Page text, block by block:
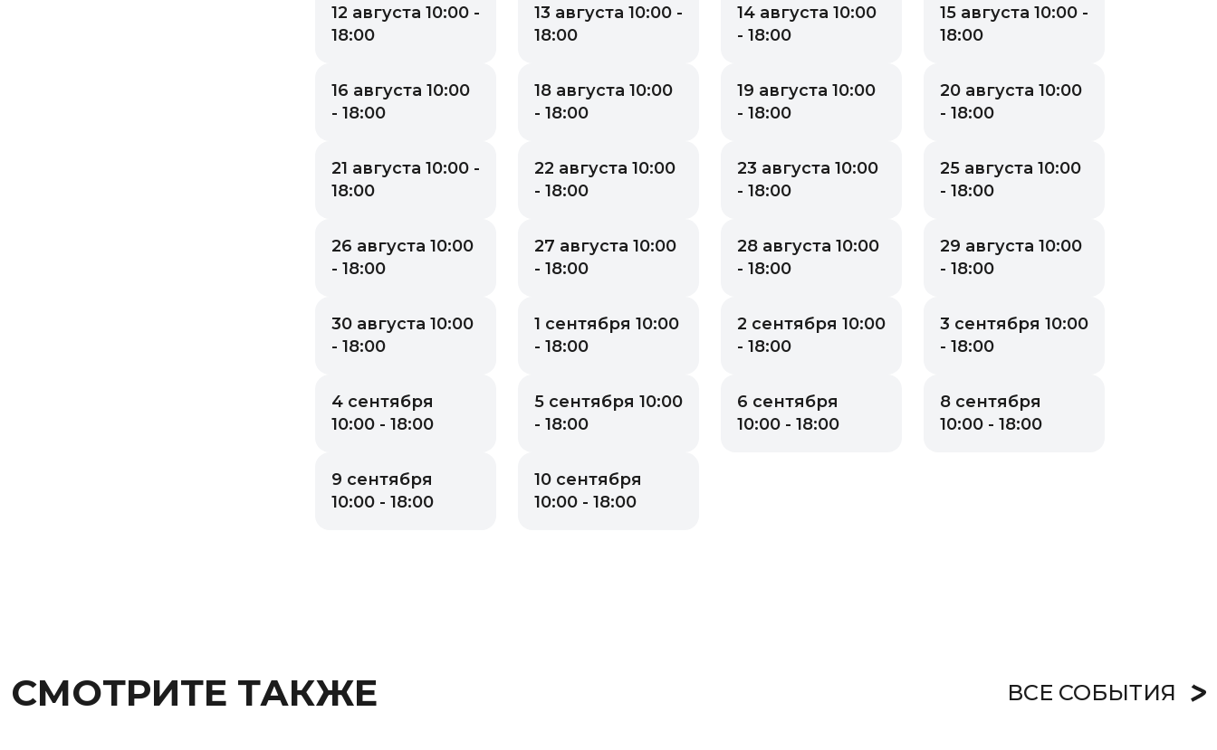
12 августа 10:00 -
18:00
13 августа 10:00 -
18:00
14 августа 10:00
- 18:00
15 августа 10:00 -
18:00
16 августа 10:00
- 18:00
18 августа 10:00
- 18:00
19 августа 10:00
- 18:00
20 августа 10:00
- 18:00
21 августа 10:00 -
18:00
22 августа 10:00
- 18:00
23 августа 10:00
- 18:00
25 августа 10:00
- 18:00
26 августа 10:00
- 18:00
27 августа 10:00
- 18:00
28 августа 10:00
- 18:00
29 августа 10:00
- 18:00
30 августа 10:00
- 18:00
1 сентября 10:00
- 18:00
2 сентября 10:00
- 18:00
3 сентября 10:00
- 18:00
4 сентября
10:00 - 18:00
5 сентября 10:00
- 18:00
6 сентября
10:00 - 18:00
8 сентября
10:00 - 18:00
9 сентября
10:00 - 18:00
10 сентября
10:00 - 18:00
СМОТРИТЕ ТАКЖЕ ВСЕ СОБЫТИЯ